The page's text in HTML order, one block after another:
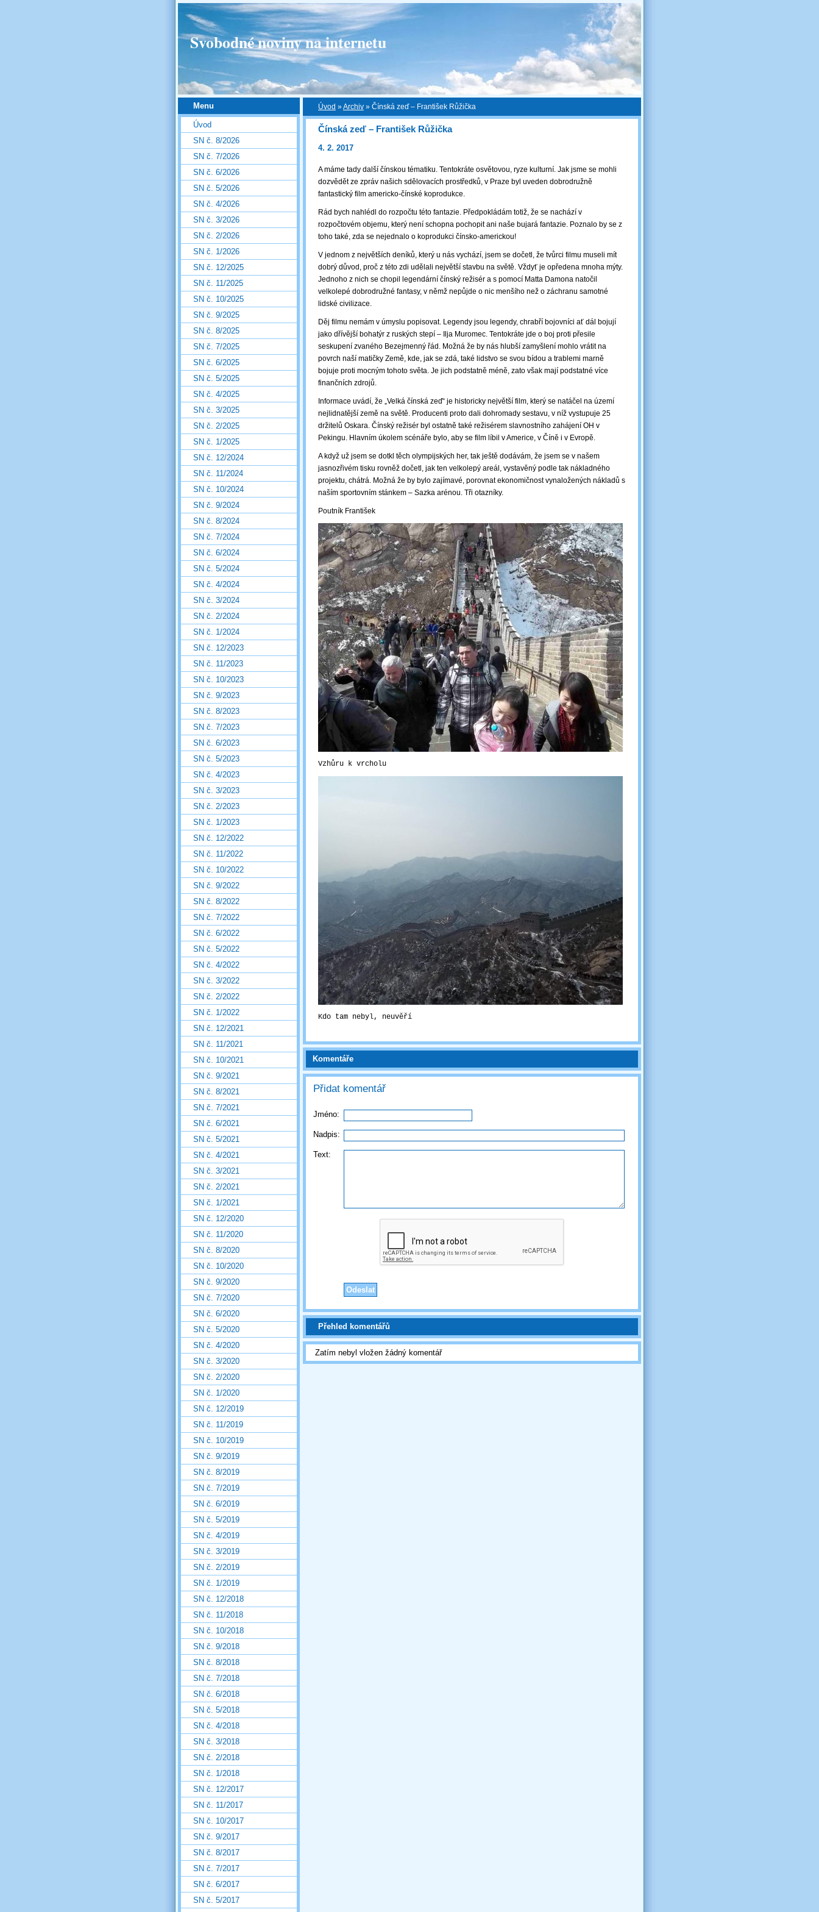
Svobodné noviny na internetu
Úvod »Archiv » Čínská zeď – František Růžička
Čínská zeď – František Růžička
4. 2. 2017
A máme tady další čínskou tématiku. Tentokráte osvětovou, ryze kulturní. Jak jsme se mohli
dozvědět ze zpráv našich sdělovacích prostředků, v Praze byl uveden dobrodružně
fantastický film americko-čínské koprodukce.
Rád bych nahlédl do rozpočtu této fantazie. Předpokládám totiž, že se nachází v
rozpočtovém objemu, který není schopna pochopit ani naše bujará fantazie. Poznalo by se z
toho také, zda se nejednalo o koprodukci čínsko-americkou!
V jednom z největších deníků, který u nás vychází, jsem se dočetl, že tvůrci filmu museli mít
dobrý důvod, proč z této zdi udělali největší stavbu na světě. Vždyť je opředena mnoha mýty.
Jednoho z nich se chopil legendární čínský režisér a s pomocí Matta Damona natočil
velkolepé dobrodružné fantasy, v němž nepůjde o nic menšího než o záchranu samotné
lidské civilizace.
Děj filmu nemám v úmyslu popisovat. Legendy jsou legendy, chrabří bojovníci ať dál bojují
jako dřívější bohatýr z ruských stepí ‒ Ilja Muromec. Tentokráte jde o boj proti přesile
seskupení zvaného Bezejmenný řád. Možná že by nás hlubší zamyšlení mohlo vrátit na
povrch naší matičky Země, kde, jak se zdá, také lidstvo se svou bídou a trablemi marně
bojuje proti mocným tohoto světa. Je jich podstatně méně, zato však mají podstatné více
finančních zdrojů.
Informace uvádí, že „Velká čínská zeď“ je historicky největší film, který se natáčel na území
nejlidnatější země na světě. Producenti proto dali dohromady sestavu, v níž vystupuje 25
držitelů Oskara. Čínský režisér byl ostatně také režisérem slavnostního zahájení OH v
Pekingu. Hlavním úkolem scénáře bylo, aby se film líbil v Americe, v Číně i v Evropě.
A když už jsem se dotkl těch olympijských her, tak ještě dodávám, že jsem se v našem
jasnozřivém tisku rovněž dočetl, jak ten velkolepý areál, vystavěný podle tak nákladného
projektu, chátrá. Možná že by bylo zajímavé, porovnat ekonomičnost vynaložených nákladů s
naším sportovním stánkem – Sazka arénou. Tři otazníky.
Poutník František
Vzhůru k vrcholu
Kdo tam nebyl, neuvěří
Komentáře
Přidat komentář
Jméno:
Nadpis:
Text:
Přehled komentářů
Zatím nebyl vložen žádný komentář
Menu
Úvod
SN č. 8/2026
SN č. 7/2026
SN č. 6/2026
SN č. 5/2026
SN č. 4/2026
SN č. 3/2026
SN č. 2/2026
SN č. 1/2026
SN č. 12/2025
SN č. 11/2025
SN č. 10/2025
SN č. 9/2025
SN č. 8/2025
SN č. 7/2025
SN č. 6/2025
SN č. 5/2025
SN č. 4/2025
SN č. 3/2025
SN č. 2/2025
SN č. 1/2025
SN č. 12/2024
SN č. 11/2024
SN č. 10/2024
SN č. 9/2024
SN č. 8/2024
SN č. 7/2024
SN č. 6/2024
SN č. 5/2024
SN č. 4/2024
SN č. 3/2024
SN č. 2/2024
SN č. 1/2024
SN č. 12/2023
SN č. 11/2023
SN č. 10/2023
SN č. 9/2023
SN č. 8/2023
SN č. 7/2023
SN č. 6/2023
SN č. 5/2023
SN č. 4/2023
SN č. 3/2023
SN č. 2/2023
SN č. 1/2023
SN č. 12/2022
SN č. 11/2022
SN č. 10/2022
SN č. 9/2022
SN č. 8/2022
SN č. 7/2022
SN č. 6/2022
SN č. 5/2022
SN č. 4/2022
SN č. 3/2022
SN č. 2/2022
SN č. 1/2022
SN č. 12/2021
SN č. 11/2021
SN č. 10/2021
SN č. 9/2021
SN č. 8/2021
SN č. 7/2021
SN č. 6/2021
SN č. 5/2021
SN č. 4/2021
SN č. 3/2021
SN č. 2/2021
SN č. 1/2021
SN č. 12/2020
SN č. 11/2020
SN č. 8/2020
SN č. 10/2020
SN č. 9/2020
SN č. 7/2020
SN č. 6/2020
SN č. 5/2020
SN č. 4/2020
SN č. 3/2020
SN č. 2/2020
SN č. 1/2020
SN č. 12/2019
SN č. 11/2019
SN č. 10/2019
SN č. 9/2019
SN č. 8/2019
SN č. 7/2019
SN č. 6/2019
SN č. 5/2019
SN č. 4/2019
SN č. 3/2019
SN č. 2/2019
SN č. 1/2019
SN č. 12/2018
SN č. 11/2018
SN č. 10/2018
SN č. 9/2018
SN č. 8/2018
SN č. 7/2018
SN č. 6/2018
SN č. 5/2018
SN č. 4/2018
SN č. 3/2018
SN č. 2/2018
SN č. 1/2018
SN č. 12/2017
SN č. 11/2017
SN č. 10/2017
SN č. 9/2017
SN č. 8/2017
SN č. 7/2017
SN č. 6/2017
SN č. 5/2017